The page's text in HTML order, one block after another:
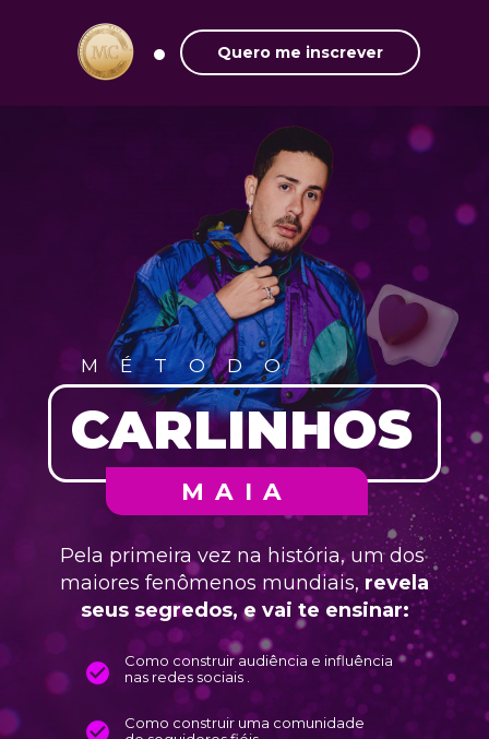
Quero me inscrever
Pela primeira vez na história, um dos
maiores fenômenos mundiais, revela
seus segredos, e vai te ensinar:
MÉTODO
CARLINHOS
MAIA
Como construir audiência e influência
nas redes sociais .
Como construir uma comunidade